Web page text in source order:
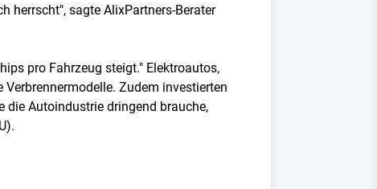
herrscht", sagte AlixPartners-Berater
pro Fahrzeug steigt." Elektroautos,
Zudem investierten
die Autoindustrie dringend brauche,